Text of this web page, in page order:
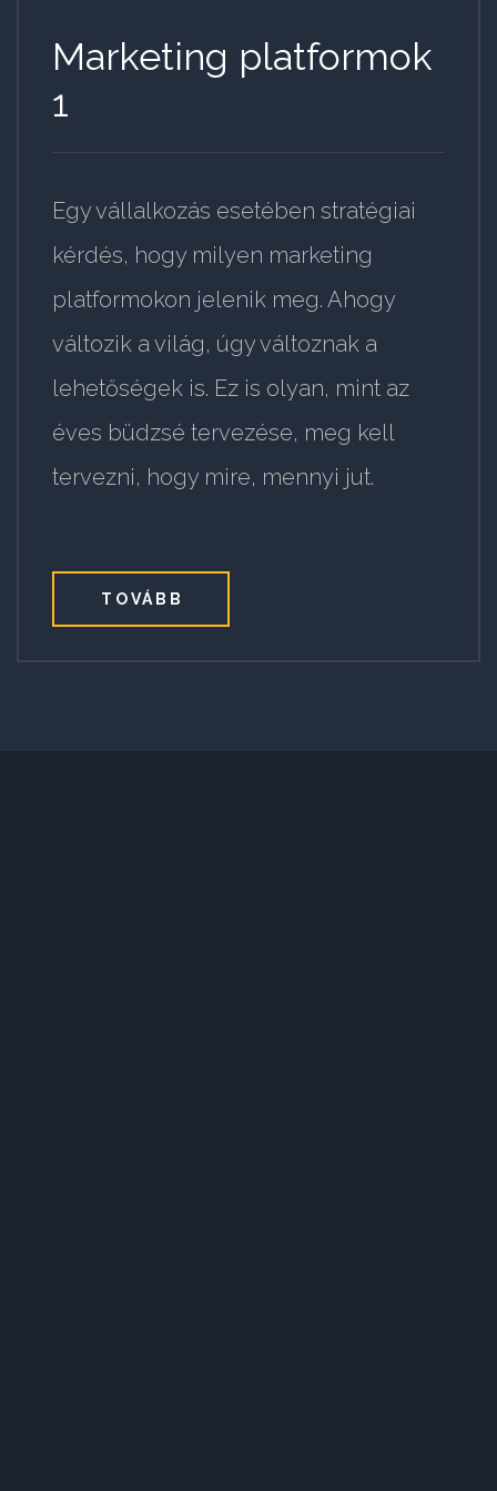
Marketing platformok
1
Egy vállalkozás esetében stratégiai
kérdés, hogy milyen marketing
platformokon jelenik meg. Ahogy
változik a világ, úgy változnak a
lehetőségek is. Ez is olyan, mint az
éves büdzsé tervezése, meg kell
tervezni, hogy mire, mennyi jut.
TOVÁBB